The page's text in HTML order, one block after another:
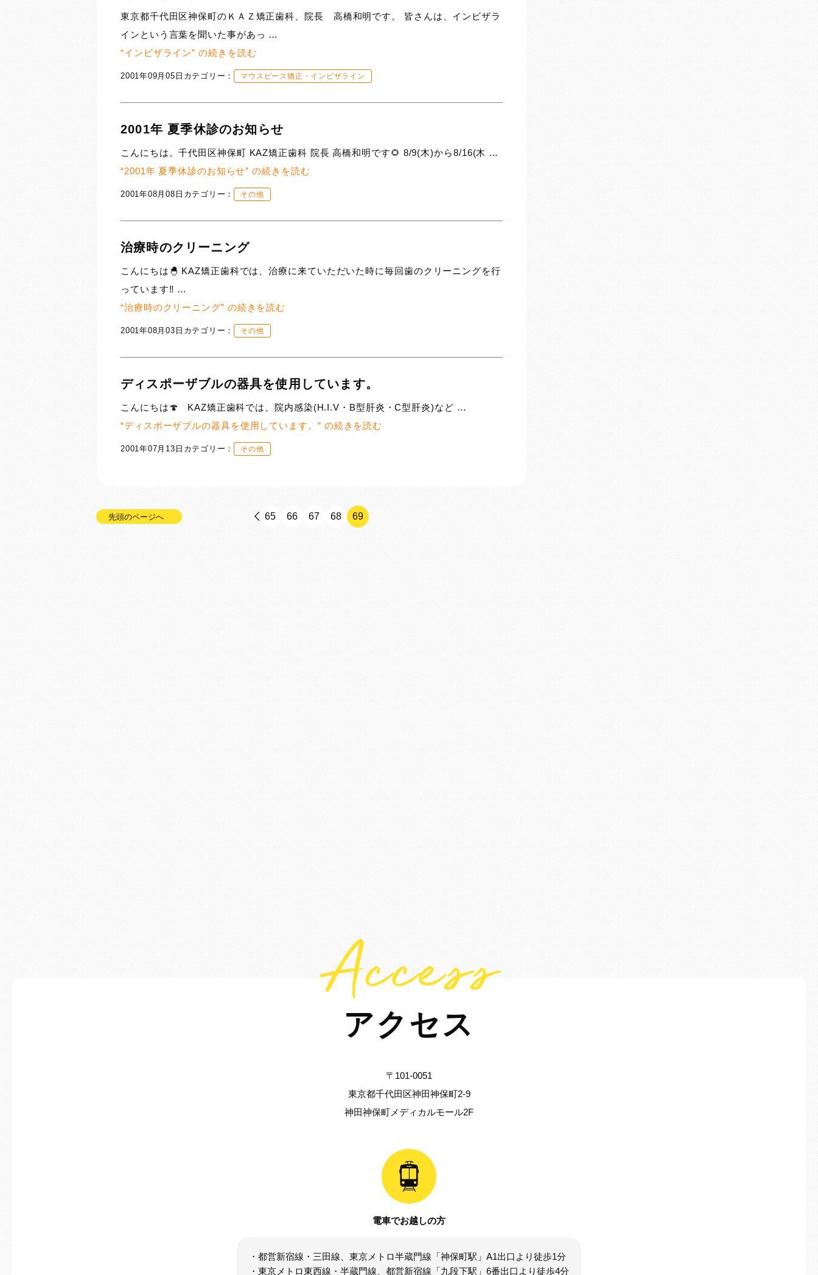
東京都千代田区神保町のＫＡＺ矯正歯科、院長 高橋和明です。 皆さんは、インビザラ
インという言葉を聞いた事があっ …
“インビザライン” の続きを読む
2001年09月05日 カテゴリー： マウスピース矯正・インビザライン
2001年 夏季休診のお知らせ
こんにちは。千代田区神保町 KAZ矯正歯科 院長 高橋和明です🌻 8/9(木)から8/16(木 …
“2001年 夏季休診のお知らせ” の続きを読む
2001年08月08日 カテゴリー： その他
治療時のクリーニング
こんにちは🐣 KAZ矯正歯科では、治療に来ていただいた時に毎回歯のクリーニングを行
っています‼ …
“治療時のクリーニング” の続きを読む
2001年08月03日 カテゴリー： その他
ディスポーザブルの器具を使用しています。
こんにちは🍄 KAZ矯正歯科では、院内感染(H.I.V・B型肝炎・C型肝炎)など …
“ディスポーザブルの器具を使用しています。” の続きを読む
2001年07月13日 カテゴリー： その他
先頭のページへ 65 66 67 68 69
Access
アクセス
〒101-0051
東京都千代田区神田神保町2-9
神田神保町メディカルモール2F
電車でお越しの方
・都営新宿線・三田線、東京メトロ半蔵門線「神保町駅」A1出口より徒歩1分
・東京メトロ東西線・半蔵門線、都営新宿線「九段下駅」6番出口より徒歩4分